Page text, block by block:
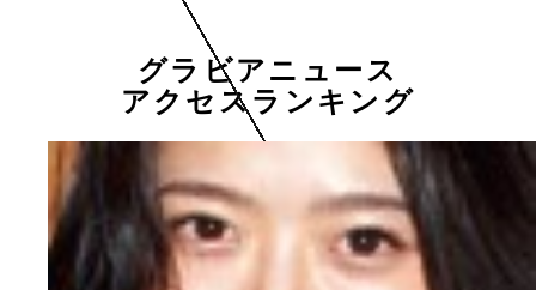
グラビアニュース
アクセスランキング